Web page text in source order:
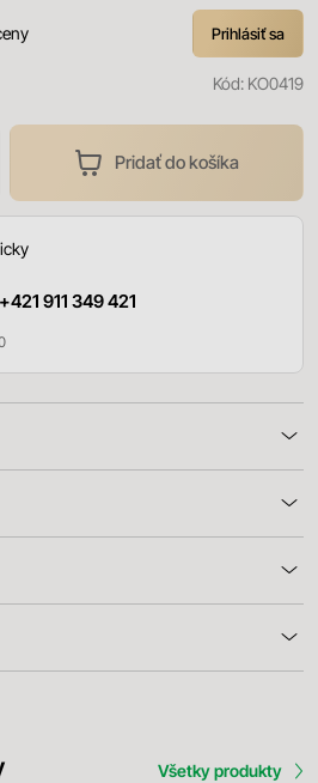
Prihlásiť sa
Kód: KO0419
Pridať do košíka
+421 911 349 421
Všetky produkty